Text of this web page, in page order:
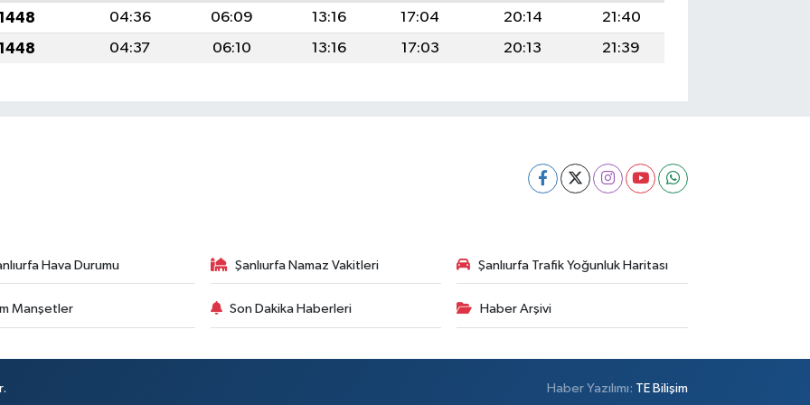
04:36 06:09 13:16 17:04 20:14
21:40
04:37 06:10 13:16 17:03 20:13 21:39
Hava Durumu Şanlıurfa Namaz Vakitleri Şanlıurfa Trafik Yoğunluk Haritası
Manşetler Son Dakika Haberleri Haber Arşivi
Haber Yazılımı: TE Bilişim